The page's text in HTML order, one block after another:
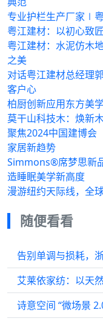
专业护栏生产厂家∣
粤江建材：以初心致
粤江建材：水泥仿木
之美
对话粤江建材总经理
客户心
柏厨创新应用东方美
莫干山科技木：焕新
聚焦2024中国建博会
家居新趋势
Simmons®席梦思新
造睡眠美学新高度
漫游纽约天际线，全
随便看看
艾莱依家纺：以天
诗意空间 “微场景